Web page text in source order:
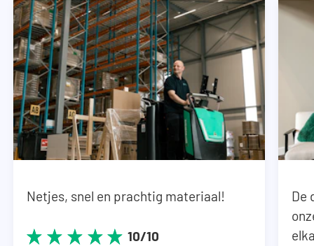
Netjes, snel en prachtig materiaal!
10/10
De